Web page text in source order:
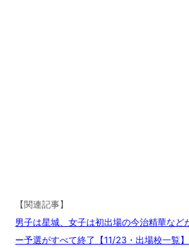
【関連記事】
男子は星城、女子は初出場の今治精華な
ー予選がすべて終了【11/23・出場校一覧】